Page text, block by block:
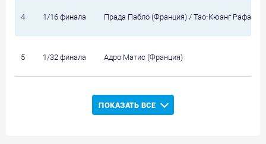
4 1/16 финала Прада Пабло (Франция) / Тао-Кюанг Рафаэль
5 1/32 финала Адро Матис (Франция)
ПОКАЗАТЬ ВСЕ